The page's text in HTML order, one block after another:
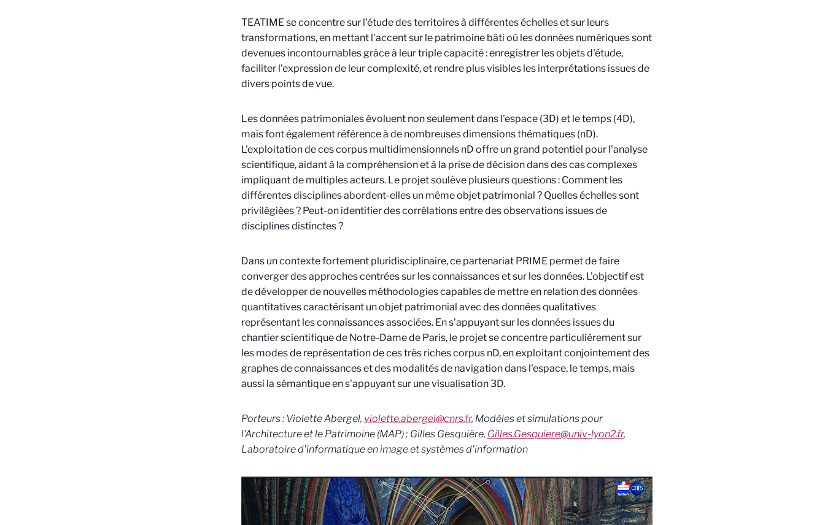
TEATIME se concentre sur l'étude des territoires à différentes échelles et sur leurs
transformations, en mettant l'accent sur le patrimoine bâti où les données numériques sont
devenues incontournables grâce à leur triple capacité : enregistrer les objets d'étude,
faciliter l'expression de leur complexité, et rendre plus visibles les interprétations issues de
divers points de vue.
Les données patrimoniales évoluent non seulement dans l'espace (3D) et le temps (4D),
mais font également référence à de nombreuses dimensions thématiques (nD).
L'exploitation de ces corpus multidimensionnels nD offre un grand potentiel pour l'analyse
scientifique, aidant à la compréhension et à la prise de décision dans des cas complexes
impliquant de multiples acteurs. Le projet soulève plusieurs questions : Comment les
différentes disciplines abordent-elles un même objet patrimonial ? Quelles échelles sont
privilégiées ? Peut-on identifier des corrélations entre des observations issues de
disciplines distinctes ?
Dans un contexte fortement pluridisciplinaire, ce partenariat PRIME permet de faire
converger des approches centrées sur les connaissances et sur les données. L'objectif est
de développer de nouvelles méthodologies capables de mettre en relation des données
quantitatives caractérisant un objet patrimonial avec des données qualitatives
représentant les connaissances associées. En s'appuyant sur les données issues du
chantier scientifique de Notre-Dame de Paris, le projet se concentre particulièrement sur
les modes de représentation de ces très riches corpus nD, en exploitant conjointement des
graphes de connaissances et des modalités de navigation dans l'espace, le temps, mais
aussi la sémantique en s'appuyant sur une visualisation 3D.
Porteurs : Violette Abergel, violette.abergel@cnrs.fr, Modèles et simulations pour
l'Architecture et le Patrimoine (MAP) ; Gilles Gesquière, Gilles.Gesquiere@univ-lyon2.fr,
Laboratoire d'informatique en image et systèmes d'information